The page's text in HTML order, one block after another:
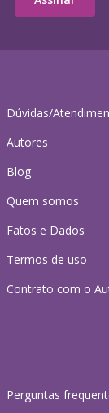
Dúvidas/
Autores
Blog
Quem somos
Fatos e Dados
Termos de uso
Contrato com o
Perguntas